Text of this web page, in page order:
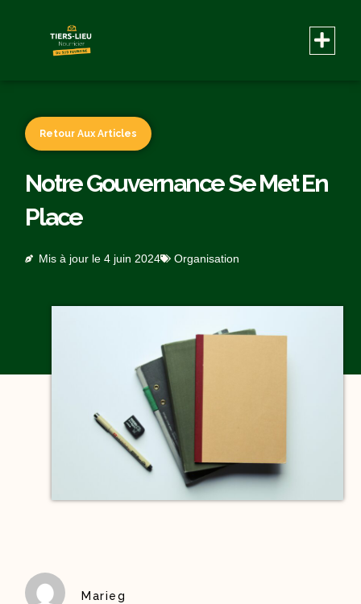
Retour Aux Articles
Notre Gouvernance Se Met En
Place
Mis à jour le 4 juin 2024 Organisation
Marieg